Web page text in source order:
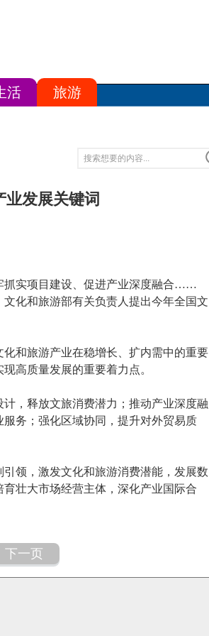
活 旅游
业发展关键词
实项目建设、促进产业深度融合……
化和旅游部有关负责人提出今年全国文
和旅游产业在稳增长、扩内需中的重要
高质量发展的重要着力点。
，释放文旅消费潜力；推动产业深度融
务；强化区域协同，提升对外贸易质
领，激发文化和旅游消费潜能，发展数
壮大市场经营主体，深化产业国际合
下一页